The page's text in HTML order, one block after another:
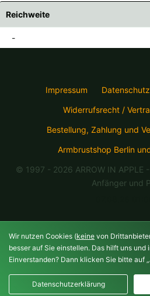
Reichweite
-
Impressum
Widerrufsrecht /
Bestellung, Zahlung und
Armbrustshop Berlin
© 1997 - 2026 ARROW IN APPLE
Anfänger und
Datenschutzerklärung
Wir nutzen Cookies (keine von
besser auf Sie einstellen. Das hilft uns und
Einverstanden? Dann klicken Sie bitte auf